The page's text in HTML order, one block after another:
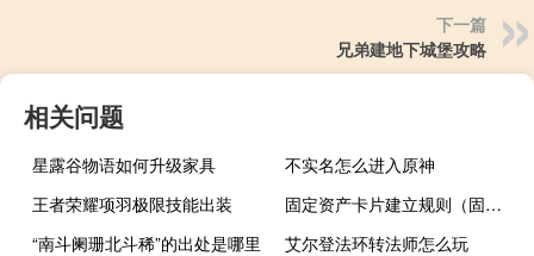
下一篇
兄弟建地下城堡攻略
相关问题
星露谷物语如何升级家具
不实名怎么进入原神
王者荣耀项羽极限技能出装
固定资产卡片建立规则（固定资产卡片编号规则）
“南斗阑珊北斗稀”的出处是哪里
艾尔登法环转法师怎么玩